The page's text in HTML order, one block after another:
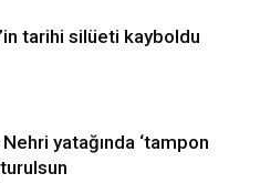
tarihi silüeti kayboldu
yatağında ‘tampon